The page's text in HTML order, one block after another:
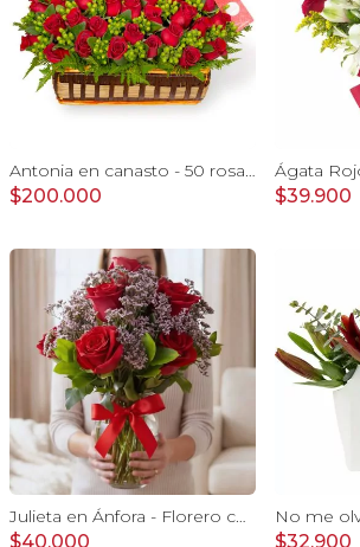
Antonia en canasto - 50 rosas ecuatoriana rojo e hypericum
$200.000 $39.900
Julieta en Ánfora - Florero con 10 rosas rojo y limonium
$40.000 $32.900